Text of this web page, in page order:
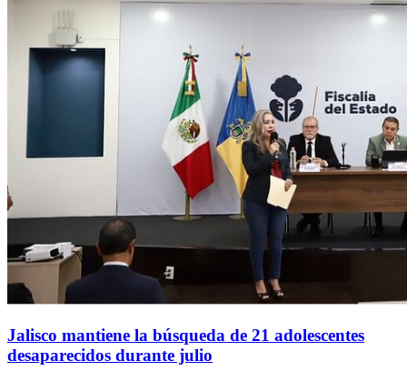
Jalisco mantiene la búsqueda de 21 adolescentes
desaparecidos durante julio